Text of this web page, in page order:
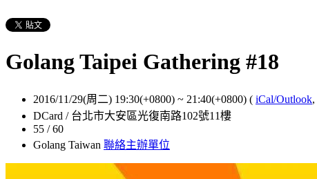
Golang Taipei Gathering #18
2016/11/29(周二) 19:30(+0800) ~ 21:40(+0800) ( iCal/Outlook,
DCard / 台北市大安區光復南路102號11樓
55 / 60
Golang Taiwan 聯絡主辦單位